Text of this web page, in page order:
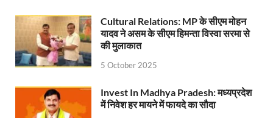
PM Adarsh Gram Yojana: योगी सरकार का बड़ा कदम,
Rabri Devi Residence: रात के अंधेरे में खाली होने लगा
Nainital Winter Carnival: मुख्यमंत्री पुष्कर सिंह धामी ने
Railway West Bengal Project: भारतीय रेलवे ने
Cultural Relations: MP के सीएम मोहन
यादव ने असम के सीएम हिमन्ता विस्वा सरमा से
की मुलाकात
5 October 2025
Invest In Madhya Pradesh: मध्यप्रदेश
में निवेश हर मायने में फायदे का सौदा